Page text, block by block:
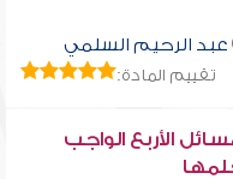
عبد الرحيم السلمي
تقييم المادة:
الأربع الواجب